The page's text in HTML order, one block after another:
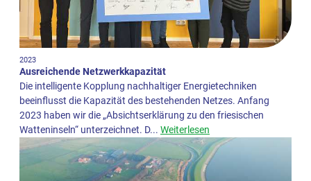
2023
Ausreichende Netzwerkkapazität
Die intelligente Kopplung nachhaltiger Energietechniken
beeinflusst die Kapazität des bestehenden Netzes. Anfang
2023 haben wir die „Absichtserklärung zu den friesischen
Watteninseln“ unterzeichnet. D... Weiterlesen